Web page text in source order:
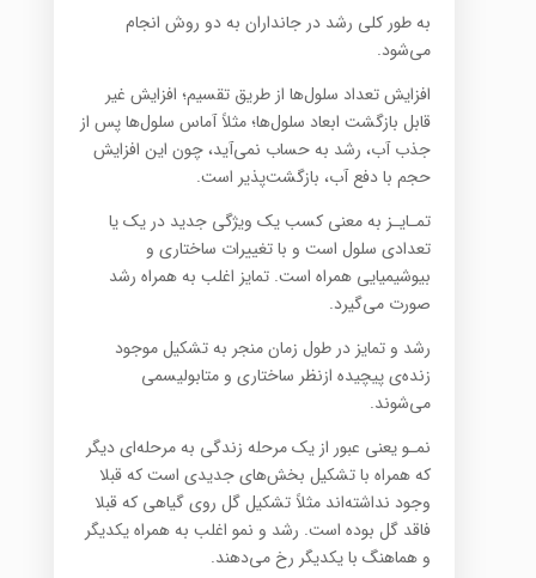
به طور کلی رشد در جانداران به دو روش انجام
می‌شود.
افزایش تعداد سلول‌ها از طریق تقسیم؛ افزایش غیر
قابل بازگشت ابعاد سلول‌ها؛ مثلاً آماس سلول‌ها پس از
جذب آب، رشد به حساب نمی‌آید، چون این افزایش
حجم با دفع آب، بازگشت‌پذیر است.
تمـایـز به معنی کسب یک ویژگی جدید در یک یا
تعدادی سلول است و با تغییرات ساختاری و
بیوشیمیایی همراه است. تمایز اغلب به همراه رشد
صورت می‌گیرد.
رشد و تمایز در طول زمان منجر به تشکیل موجود
زنده‌ی پیچیده ازنظر ساختاری و متابولیسمی
‌می‌شوند.
نمـو یعنی عبور از یک مرحله زندگی به مرحله‌ای دیگر
که همراه با تشکیل بخش‌ها‌ی جدیدی است که قبلا
وجود نداشته‌اند مثلاً تشکیل گل روی گیاهی که قبلا
فاقد گل بوده است. رشد و نمو اغلب به همراه یکدیگر
و هماهنگ با یکدیگر رخ می‌دهند.